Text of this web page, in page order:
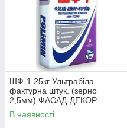
ШФ-1 25кг Ультрабіла
фактурна штук. (зерно
2,5мм) ФАСАД-ДЕКОР
"КОРОЇД" POLIMIN (54шт./
піддон)
В наявності